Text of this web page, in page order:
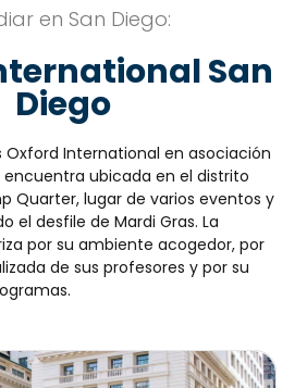
en San Diego:
San
Diego
Oxford International en asociación
encuentra ubicada en el distrito
Quarter, lugar de varios eventos y
el desfile de Mardi Gras. La
por su ambiente acogedor, por
de sus profesores y por su